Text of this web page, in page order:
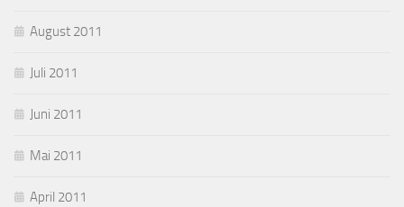
August 2011
Juli 2011
Juni 2011
Mai 2011
April 2011